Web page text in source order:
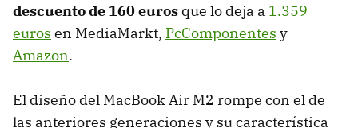
descuento de 160 euros que lo deja a 1.359
euros en MediaMarkt, PcComponentes y
Amazon.
El diseño del MacBook Air M2 rompe con el de
las anteriores generaciones y su característica